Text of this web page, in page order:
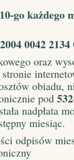
10-go każdego
0042 2134
oraz
obiadu,
pod
nadpłata
miesiąc.
odpisów